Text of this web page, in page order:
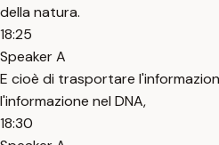
della natura.
18:25
Speaker A
E cioè di trasportare
l'informazione nel DNA,
18:30